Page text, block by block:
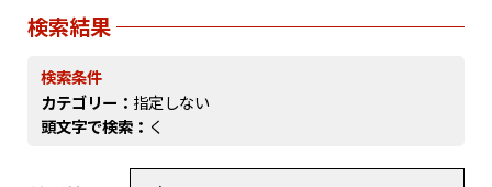
検索結果
検索条件
カテゴリー： 指定しない
頭文字で検索： く